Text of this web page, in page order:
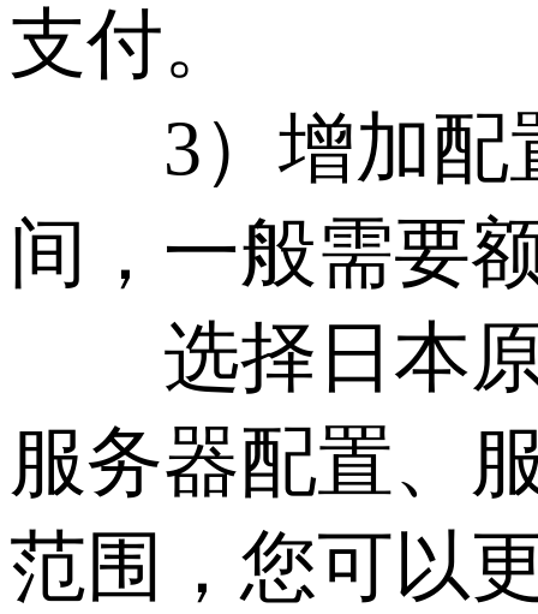
支付。
3）增加配置
间，一般需要
选择日本原
服务器配置、
范围，您可以